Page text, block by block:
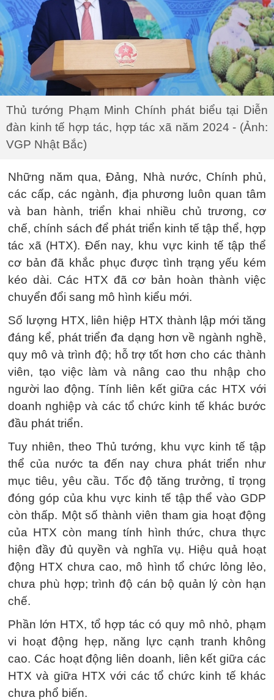
Thủ tướng Phạm Minh Chính phát biểu tại Diễn
đàn kinh tế hợp tác, hợp tác xã năm 2024 - (Ảnh:
VGP Nhật Bắc)
Những năm qua, Đảng, Nhà nước, Chính phủ,
các cấp, các ngành, địa phương luôn quan tâm
và ban hành, triển khai nhiều chủ trương, cơ
chế, chính sách để phát triển kinh tế tập thể, hợp
tác xã (HTX). Đến nay, khu vực kinh tế tập thể
cơ bản đã khắc phục được tình trạng yếu kém
kéo dài. Các HTX đã cơ bản hoàn thành việc
chuyển đổi sang mô hình kiểu mới.
Số lượng HTX, liên hiệp HTX thành lập mới tăng
đáng kể, phát triển đa dạng hơn về ngành nghề,
quy mô và trình độ; hỗ trợ tốt hơn cho các thành
viên, tạo việc làm và nâng cao thu nhập cho
người lao động. Tính liên kết giữa các HTX với
doanh nghiệp và các tổ chức kinh tế khác bước
đầu phát triển.
Tuy nhiên, theo Thủ tướng, khu vực kinh tế tập
thể của nước ta đến nay chưa phát triển như
mục tiêu, yêu cầu. Tốc độ tăng trưởng, tỉ trọng
đóng góp của khu vực kinh tế tập thể vào GDP
còn thấp. Một số thành viên tham gia hoạt động
của HTX còn mang tính hình thức, chưa thực
hiện đầy đủ quyền và nghĩa vụ. Hiệu quả hoạt
động HTX chưa cao, mô hình tổ chức lỏng lẻo,
chưa phù hợp; trình độ cán bộ quản lý còn hạn
chế.
Phần lớn HTX, tổ hợp tác có quy mô nhỏ, phạm
vi hoạt động hẹp, năng lực cạnh tranh không
cao. Các hoạt động liên doanh, liên kết giữa các
HTX và giữa HTX với các tổ chức kinh tế khác
chưa phổ biến.